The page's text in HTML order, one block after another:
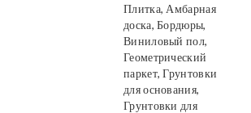
Плитка, Амбарная
доска, Бордюры,
Виниловый пол,
Геометрический
паркет, Грунтовки
для основания,
Грунтовки для